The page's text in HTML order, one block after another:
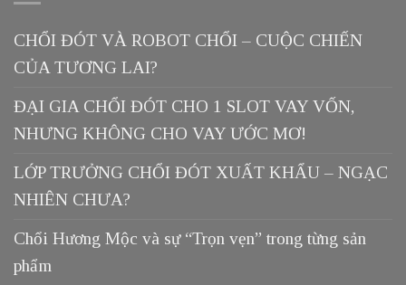
CHỔI ĐÓT VÀ ROBOT CHỔI – CUỘC CHIẾN
CỦA TƯƠNG LAI?
ĐẠI GIA CHỔI ĐÓT CHO 1 SLOT VAY VỐN,
NHƯNG KHÔNG CHO VAY ƯỚC MƠ!
LỚP TRƯỞNG CHỔI ĐÓT XUẤT KHẨU – NGẠC
NHIÊN CHƯA?
Chổi Hương Mộc và sự “Trọn vẹn” trong từng sản
phẩm